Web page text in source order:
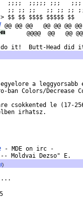
;;;;  ;;;;; ;;;
;; ;; ;;   ;; ;; ;;
$$ $$ $$$$ $$$$$ $$
@@ @@ @@   @@ @@ @@ @@
@@@@  @@   @@
a leggyorsabb
ban Colors/Decrease
csokkented le (17-
irhatsz.
- MDE on irc -
)